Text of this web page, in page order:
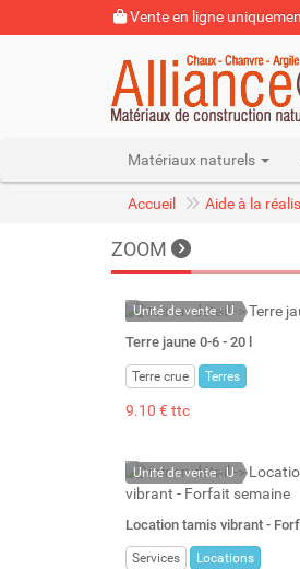
Vente en ligne
Matériaux naturels
Accueil Aide à la
ZOOM
Unité de vente : U
Terre jaune 0-6 - 20 l
Terre crue Terres
9.10 € ttc
Unité de vente : U
Location tamis vibrant -
Services Locations